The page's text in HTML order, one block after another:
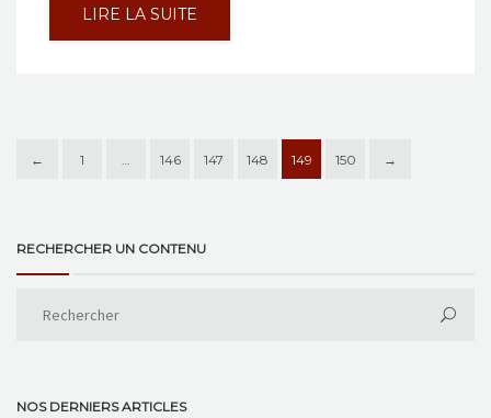
LIRE LA SUITE
← 1 146 147 148 149 150 →
RECHERCHER UN CONTENU
NOS DERNIERS ARTICLES